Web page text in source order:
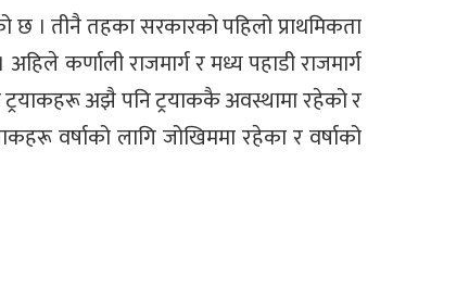
। तीनै तहका सरकारको पहिलो प्राथमिकता
कर्णाली राजमार्ग र मध्य पहाडी राजमार्ग
ट्रयाकहरू अझै पनि ट्रयाककै अवस्थामा रहेको र
वर्षाको लागि जोखिममा रहेका र वर्षाको